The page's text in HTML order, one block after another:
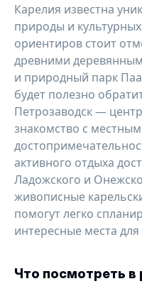
Карелия известна
природы и
ориентиров стоит
древними
и природный парк
будет полезно
Петрозаводск —
знакомство с
активного отдыха
Ладожского и
живописные
помогут легко
интересные места
Что посмотреть в